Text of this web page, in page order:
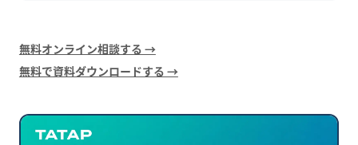
無料オンライン相談する →
無料で資料ダウンロードする →